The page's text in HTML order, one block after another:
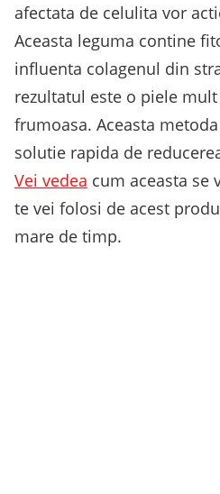
afectata de celulita vor
Aceasta leguma contine
influenta colagenul din
rezultatul este o piele
frumoasa. Aceasta
solutie rapida de
Vei vedea cum aceasta se
te vei folosi de acest
mare de timp.